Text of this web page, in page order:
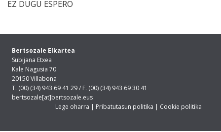
EZ DUGU ESPERO
Bertsozale Elkartea
Subijana Etxea
Kale Nagusia 70
20150 Villabona
T. (00) (34) 943 69 41 29 / F. (00) (34) 943 69 30 41
bertsozale[at]bertsozale.eus
Lege oharra | Pribatutasun politika | Cookie politika